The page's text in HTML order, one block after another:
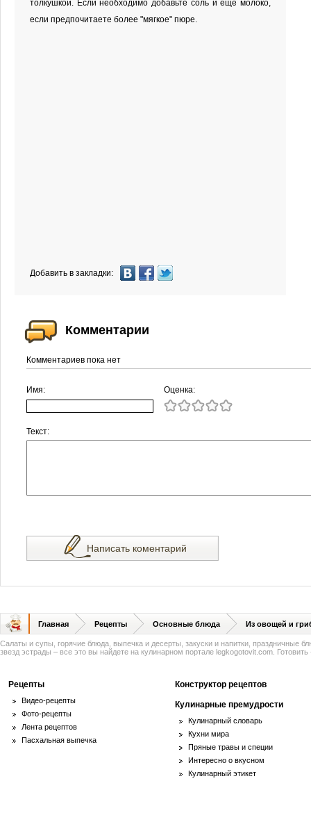
толкушкой. Если необходимо добавьте соль и еще молоко,
если предпочитаете более "мягкое" пюре.
Добавить в закладки:
Комментарии
Комментариев пока нет
Имя: Оценка:
Текст:
Написать коментарий
Главная Рецепты Основные блюда Из овощей и
Салаты и супы, горячие блюда, выпечка и десерты, закуски и напитки, праздничные
звезд эстрады – все это вы найдете на кулинарном портале legkogotovit.com. Готовить
Рецепты
Видео-рецепты
Фото-рецепты
Лента рецептов
Пасхальная выпечка
Конструктор рецептов
Кулинарные премудрости
Кулинарный словарь
Кухни мира
Пряные травы и специи
Интересно о вкусном
Кулинарный этикет